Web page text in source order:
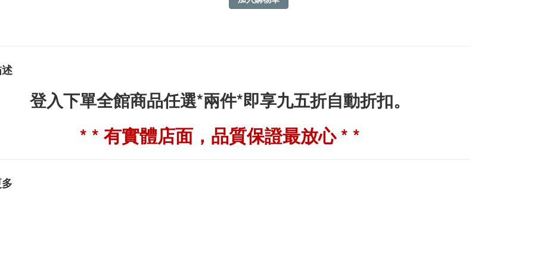
登入下單全館商品任選*兩件*即享九五折自動折扣。
* * 有實體店面，品質保證最放心 * *